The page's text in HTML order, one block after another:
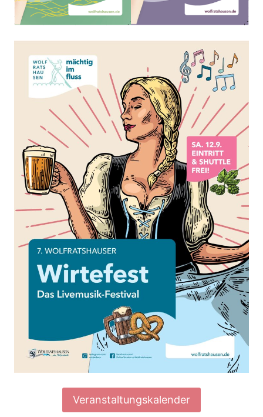
Veranstaltungskalender